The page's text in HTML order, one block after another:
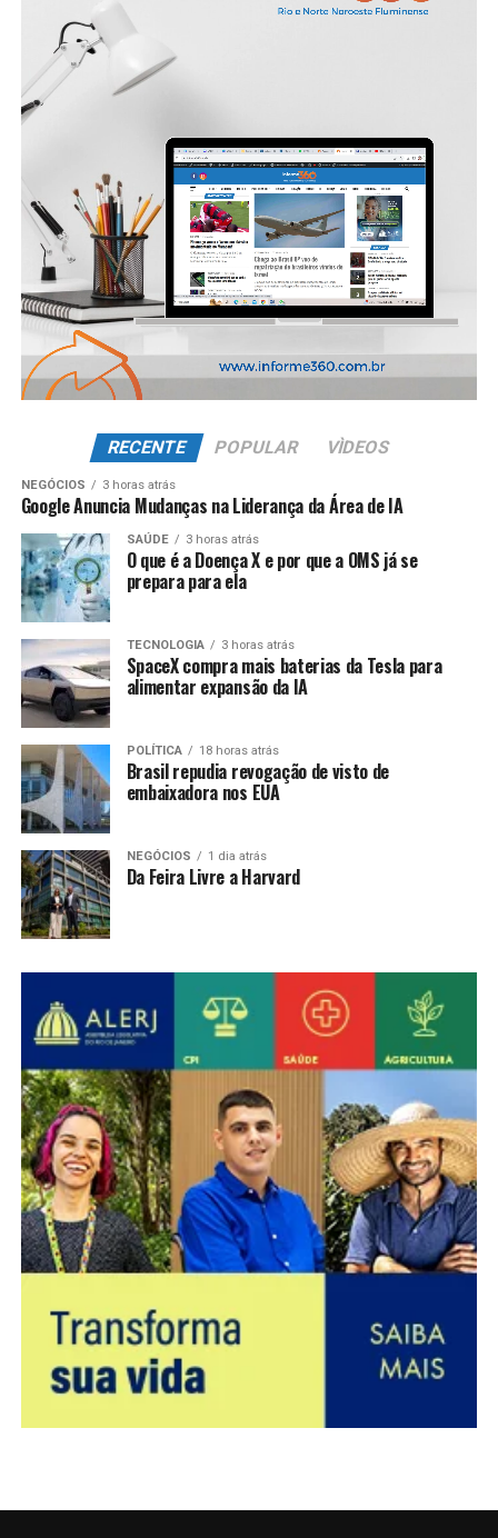
RECENTE POPULAR VÌDEOS
NEGÓCIOS 3 horas atrás
Google Anuncia Mudanças na Liderança da Área de IA
SAÚDE 3 horas atrás
O que é a Doença X e por que a OMS já se
prepara para ela
TECNOLOGIA 3 horas atrás
SpaceX compra mais baterias da Tesla para
alimentar expansão da IA
POLÍTICA 18 horas atrás
Brasil repudia revogação de visto de
embaixadora nos EUA
NEGÓCIOS 1 dia atrás
Da Feira Livre a Harvard